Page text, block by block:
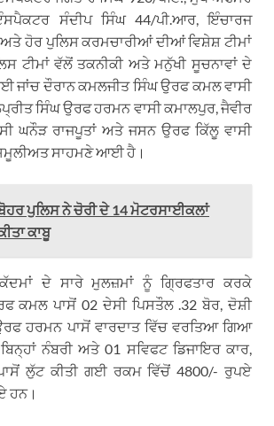
ਸੰਦੀਪ ਸਿੰਘ 44/ਪੀ.ਆਰ, ਇੰਚਾਰਜ
ਹੋਰ ਪੁਲਿਸ ਕਰਮਚਾਰੀਆਂ ਦੀਆਂ ਵਿਸ਼ੇਸ਼ ਟੀਮਾਂ
ਟੀਮਾਂ ਵੱਲੋਂ ਤਕਨੀਕੀ ਅਤੇ ਮਨੁੱਖੀ ਸੂਚਨਾਵਾਂ ਦੇ
ਜਾਂਚ ਦੌਰਾਨ ਕਮਲਜੀਤ ਸਿੰਘ ਉਰਫ ਕਮਲ ਵਾਸੀ
ਸਿੰਘ ਉਰਫ ਹਰਮਨ ਵਾਸੀ ਕਮਾਲਪੁਰ, ਜੈਵੀਰ
ਘਨੌੜ ਰਾਜਪੂਤਾਂ ਅਤੇ ਜਸਨ ਉਰਫ ਕਿੱਲੂ ਵਾਸੀ
ਸਾਹਮਣੇ ਆਈ ਹੈ।
ਪੁਲਿਸ ਨੇ ਚੋਰੀ ਦੇ 14 ਮੋਟਰਸਾਈਕਲਾਂ
ਕਾਬੂ
ਦੇ ਸਾਰੇ ਮੁਲਜ਼ਮਾਂ ਨੂੰ ਗ੍ਰਿਫਤਾਰ ਕਰਕੇ
ਕਮਲ ਪਾਸੋਂ 02 ਦੇਸੀ ਪਿਸਤੌਲ .32 ਬੋਰ, ਦੋਸ਼ੀ
ਹਰਮਨ ਪਾਸੋਂ ਵਾਰਦਾਤ ਵਿੱਚ ਵਰਤਿਆ ਗਿਆ
ਨੰਬਰੀ ਅਤੇ 01 ਸਵਿਫਟ ਡਿਜਾਇਰ ਕਾਰ,
ਲੁੱਟ ਕੀਤੀ ਗਈ ਰਕਮ ਵਿੱਚੋਂ 4800/- ਰੁਪਏ
ਹਨ।